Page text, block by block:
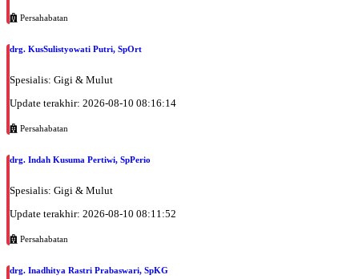
Persahabatan
drg. KusSulistyowati Putri, SpOrt
Spesialis: Gigi & Mulut
Update terakhir: 2026-08-10 08:16:14
Persahabatan
drg. Indah Kusuma Pertiwi, SpPerio
Spesialis: Gigi & Mulut
Update terakhir: 2026-08-10 08:11:52
Persahabatan
drg. Inadhitya Rastri Prabaswari, SpKG